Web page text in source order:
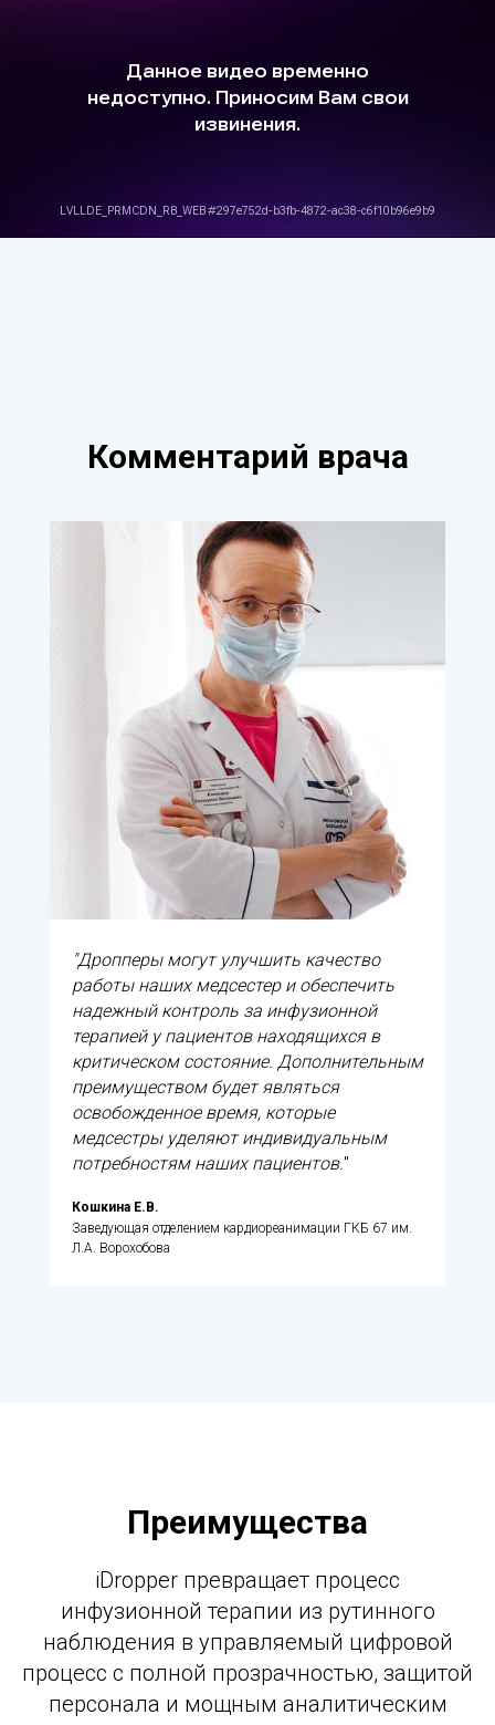
Комментарий врача
"Дропперы могут улучшить качество
работы наших медсестер и обеспечить
надежный контроль за инфузионной
терапией у пациентов находящихся в
критическом состояние. Дополнительным
преимуществом будет являться
освобожденное время, которые
медсестры уделяют индивидуальным
потребностям наших пациентов."
Кошкина Е.В.
Заведующая отделением кардиореанимации ГКБ 67 им.
Л.А. Ворохобова
Преимущества
iDropper превращает процесс
инфузионной терапии из рутинного
наблюдения в управляемый цифровой
процесс с полной прозрачностью, защитой
персонала и мощным аналитическим